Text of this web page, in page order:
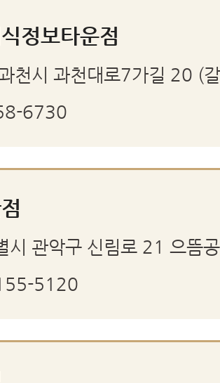
정보타운점
천시 과천대로7가길 20 (
6730
시 관악구 신림로 21 으뜸
5120